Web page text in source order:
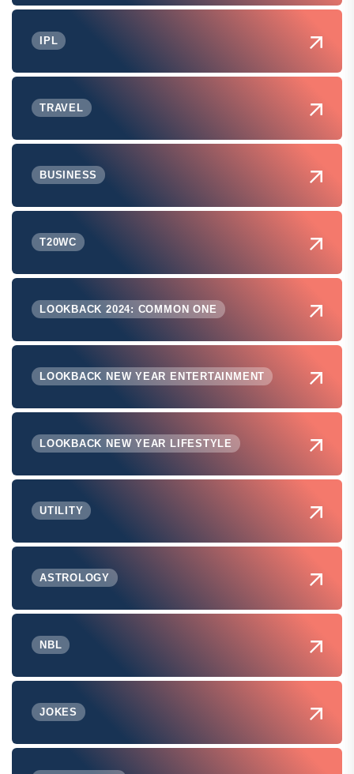
IPL
TRAVEL
BUSINESS
T20WC
LOOKBACK 2024: COMMON ONE
LOOKBACK NEW YEAR ENTERTAINMENT
LOOKBACK NEW YEAR LIFESTYLE
UTILITY
ASTROLOGY
NBL
JOKES